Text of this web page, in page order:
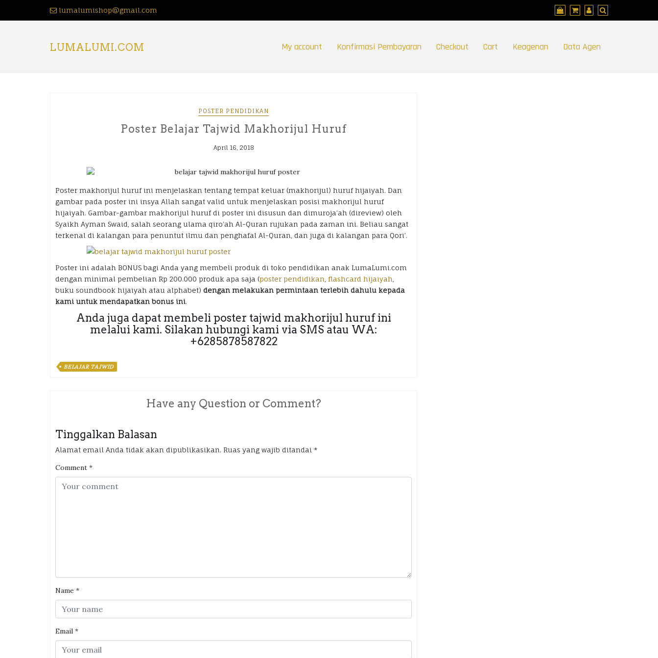
lumalumishop@gmail.com
LUMALUMI.COM My account Konfirmasi Pembayaran Checkout Cart Keagenan Data Agen
POSTER PENDIDIKAN
Poster Belajar Tajwid Makhorijul Huruf
April 16, 2018
Poster makhorijul huruf ini menjelaskan tentang tempat keluar (makhorijul) huruf hijaiyah. Dan
gambar pada poster ini insya Allah sangat valid untuk menjelaskan posisi makhorijul huruf
hijaiyah. Gambar-gambar makhorijul huruf di poster ini disusun dan dimuroja’ah (direview) oleh
Syaikh Ayman Swaid, salah seorang ulama qiro’ah Al-Quran rujukan pada zaman ini. Beliau sangat
terkenal di kalangan para penuntut ilmu dan penghafal Al-Quran, dan juga di kalangan para Qori’.
Poster ini adalah BONUS bagi Anda yang membeli produk di toko pendidikan anak LumaLumi.com
dengan minimal pembelian Rp 200.000 produk apa saja (poster pendidikan flashcard hijaiyah
buku soundbook hijaiyah atau alphabet) dengan melakukan permintaan terlebih dahulu kepada
kami untuk mendapatkan bonus ini.
Anda juga dapat membeli poster tajwid makhorijul huruf ini
melalui kami. Silakan hubungi kami via SMS atau WA:
+6285878587822
BELAJAR TAJWID
Have any Question or Comment?
Tinggalkan Balasan
Alamat email Anda tidak akan dipublikasikan. Ruas yang wajib ditandai *
Comment *
Name *
Email *